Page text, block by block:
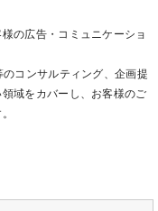
の広告・コミュニケーショ
コンサルティング、企画提
域をカバーし、お客様のご